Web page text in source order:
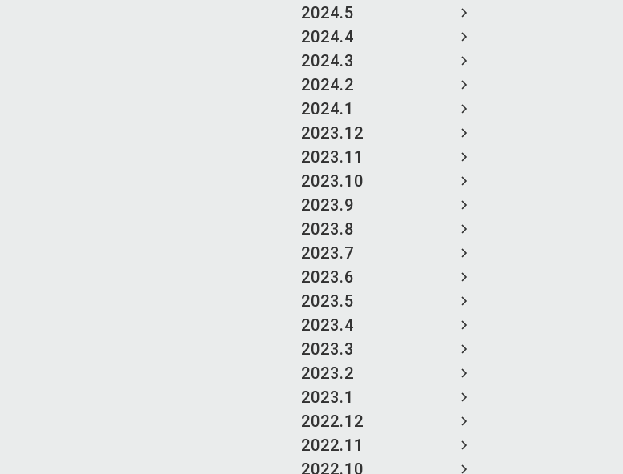
2024.5
2024.4
2024.3
2024.2
2024.1
2023.12
2023.11
2023.10
2023.9
2023.8
2023.7
2023.6
2023.5
2023.4
2023.3
2023.2
2023.1
2022.12
2022.11
2022.10